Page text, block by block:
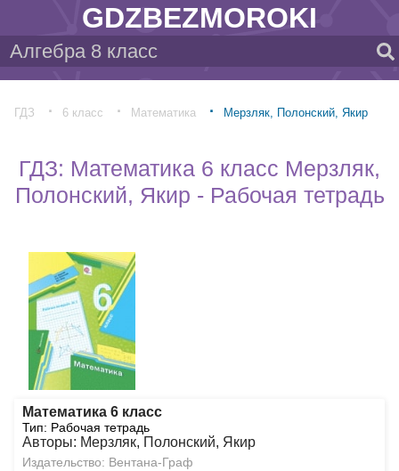
GDZBEZMOROKI
ГДЗ 6 класс Математика Мерзляк, Полонский, Якир
ГДЗ: Математика 6 класс Мерзляк,
Полонский, Якир - Рабочая тетрадь
Математика 6 класс
Тип: Рабочая тетрадь
Авторы: Мерзляк, Полонский, Якир
Издательство: Вентана-Граф